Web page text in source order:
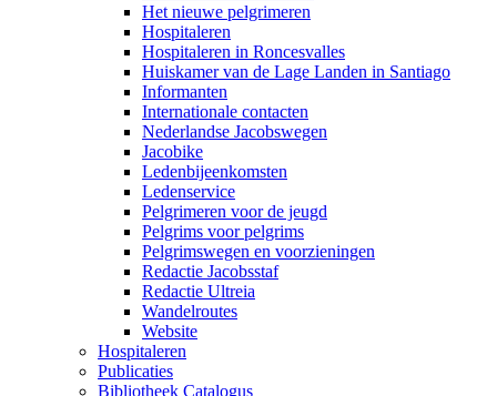
Het nieuwe pelgrimeren
Hospitaleren
Hospitaleren in Roncesvalles
Huiskamer van de Lage Landen in Santiago
Informanten
Internationale contacten
Nederlandse Jacobswegen
Jacobike
Ledenbijeenkomsten
Ledenservice
Pelgrimeren voor de jeugd
Pelgrims voor pelgrims
Pelgrimswegen en voorzieningen
Redactie Jacobsstaf
Redactie Ultreia
Wandelroutes
Website
Hospitaleren
Publicaties
Bibliotheek Catalogus